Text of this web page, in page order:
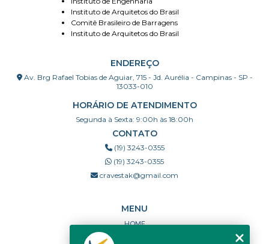
Instituto de Arquitetos do Brasil
Comitê Brasileiro de Barragens
Instituto de Arquitetos do Brasil
ENDEREÇO
Av. Brg Rafael Tobias de Aguiar, 715 - Jd. Aurélia - Campinas - SP -
13033-010
HORÁRIO DE ATENDIMENTO
Segunda à Sexta: 9:00h às 18:00h
CONTATO
(19) 3243-0355
(19) 3243-0355
cravestak@gmail.com
MENU
HOME